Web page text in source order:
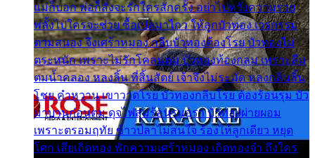
แม่ก็บอก พ่อก็สั่งจะรักใครสักครั้ง อย่าไปหวังความรวย
พลั้งไปใครจะช่วย ซื้อเปลมาไกว ให้ลูกบัวทอง เวรกรรม
ตามสนอง จึงเศร้าหมอง กลีบบัวทองต้องโรย บัวทองไม่
ตระหนัก เพราะไม่รักโคลนตม บัวทองท้องกลม เพราะลืม
ตมน้ำคลอง หลงลิ้น ที่สิ้นสัตย์ เจ้าจึงไม่ระมัด หลงกลิ่นลิ้น
โชย คำหวาน เขาวาดโรย บัวทองกลีบโรย ต้องร้อนรุม บัว
มาบานก่อนตูม ดุจไฟสุมร้อนรุมอุรา บัวทองผ่ายผอม
เพราะตรอมฤทัย ข้าวปลาไม่สนใจ ร้องไห้ลูกเดียว หยุด
โศก เสียเถิดทอง พักความเศร้าหมอง เถิดทองจ๋า ถึงใคร